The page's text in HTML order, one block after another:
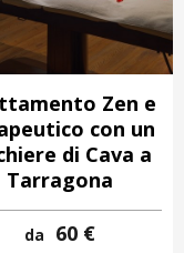
Zen e
con un
di Cava a
Tarragona
da 60 €